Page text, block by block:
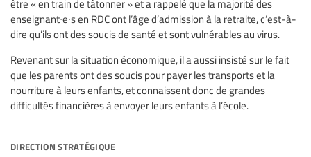
être « en train de tâtonner » et a rappelé que la majorité des
enseignant∙e∙s en RDC ont l’âge d’admission à la retraite, c’est-à-
dire qu’ils ont des soucis de santé et sont vulnérables au virus.
Revenant sur la situation économique, il a aussi insisté sur le fait
que les parents ont des soucis pour payer les transports et la
nourriture à leurs enfants, et connaissent donc de grandes
difficultés financières à envoyer leurs enfants à l’école.
direction stratégique